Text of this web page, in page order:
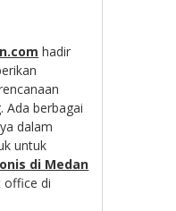
hadir
Ada berbagai
dalam
untuk
di Medan
office di